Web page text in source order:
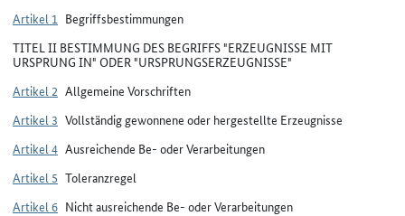
Artikel 1 Begriffsbestimmungen
TITEL II BESTIMMUNG DES BEGRIFFS "ERZEUGNISSE MIT
URSPRUNG IN" ODER "URSPRUNGSERZEUGNISSE"
Artikel 2 Allgemeine Vorschriften
Artikel 3 Vollständig gewonnene oder hergestellte Erzeugnisse
Artikel 4 Ausreichende Be- oder Verarbeitungen
Artikel 5 Toleranzregel
Artikel 6 Nicht ausreichende Be- oder Verarbeitungen